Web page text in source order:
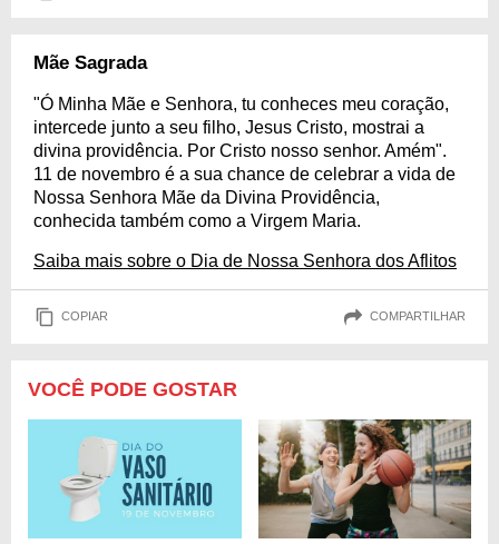
Mãe Sagrada
"Ó Minha Mãe e Senhora, tu conheces meu coração,
intercede junto a seu filho, Jesus Cristo, mostrai a
divina providência. Por Cristo nosso senhor. Amém".
11 de novembro é a sua chance de celebrar a vida de
Nossa Senhora Mãe da Divina Providência,
conhecida também como a Virgem Maria.
Saiba mais sobre o Dia de Nossa Senhora dos Aflitos
COPIAR COMPARTILHAR
VOCÊ PODE GOSTAR